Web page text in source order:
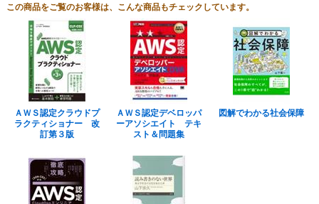
この商品をご覧のお客様は、こんな商品もチェックしています。
ＡＷＳ認定クラウドプ
ラクティショナー 改
訂第３版
ＡＷＳ認定デベロッパ
ーアソシエイト テキ
スト＆問題集
図解でわかる社会保障